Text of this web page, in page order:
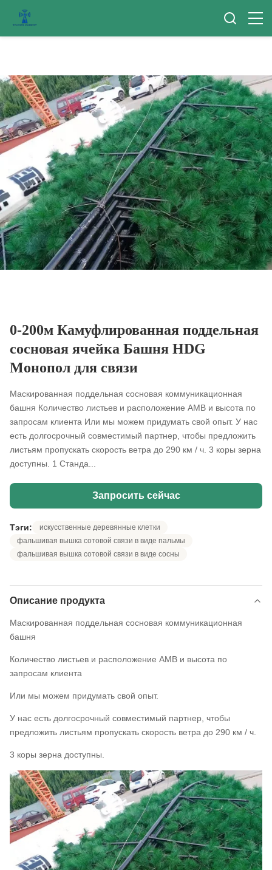
0-200м Камуфлированная поддельная
сосновая ячейка Башня HDG
Монопол для связи
Маскированная поддельная сосновая коммуникационная
башня Количество листьев и расположение AMB и высота по
запросам клиента Или мы можем придумать свой опыт. У нас
есть долгосрочный совместимый партнер, чтобы предложить
листьям пропускать скорость ветра до 290 км / ч. 3 коры зерна
доступны. 1 Станда...
Запросить сейчас
Тэги:
искусственные деревянные клетки
фальшивая вышка сотовой связи в виде пальмы
фальшивая вышка сотовой связи в виде сосны
Описание продукта
Маскированная поддельная сосновая коммуникационная
башня
Количество листьев и расположение AMB и высота по
запросам клиента
Или мы можем придумать свой опыт.
У нас есть долгосрочный совместимый партнер, чтобы
предложить листьям пропускать скорость ветра до 290 км / ч.
3 коры зерна доступны.